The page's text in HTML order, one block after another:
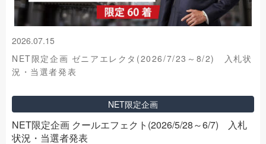
2026.07.15
NET限定企画 ゼニアエレクタ(2026/7/23～8/2) 入札状
況・当選者発表
NET限定企画
NET限定企画 クールエフェクト(2026/5/28～6/7) 入札
状況・当選者発表